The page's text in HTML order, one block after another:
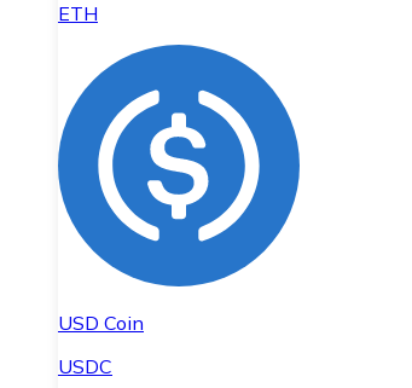
ETH
USD Coin
USDC